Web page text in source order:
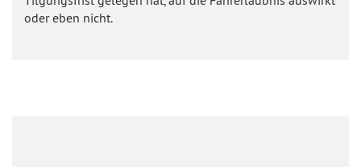
oder eben nicht.